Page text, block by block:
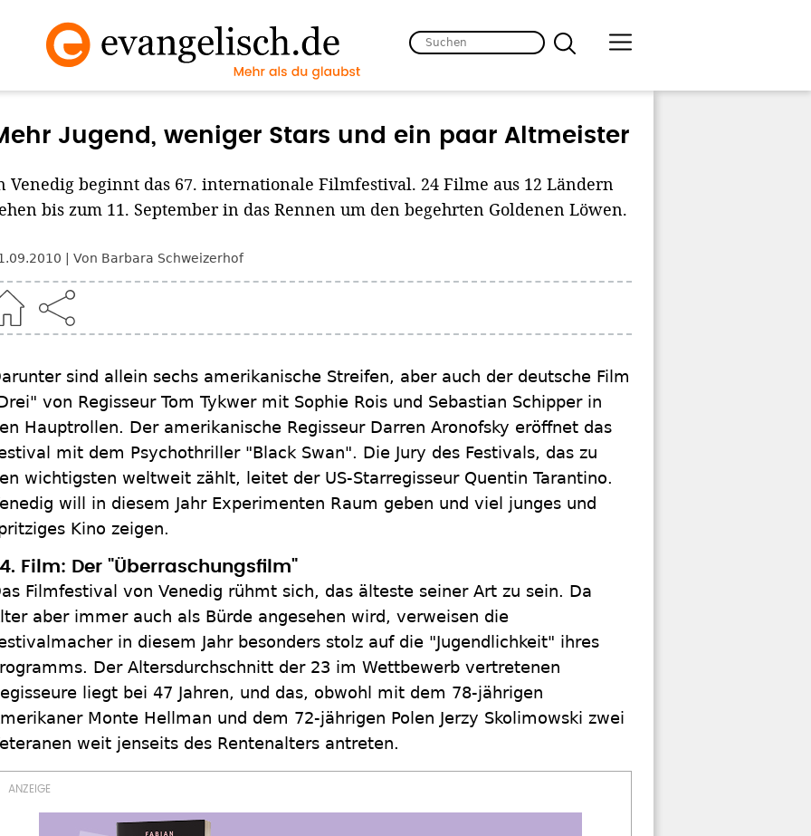
Jugend, weniger Stars und ein paar Altmeister
Venedig beginnt das 67. internationale Filmfestival. 24 Filme aus 12 Ländern
bis zum 11. September in das Rennen um den begehrten Goldenen Löwen.
Von Barbara Schweizerhof
sind allein sechs amerikanische Streifen, aber auch der deutsche Film
von Regisseur Tom Tykwer mit Sophie Rois und Sebastian Schipper in
Hauptrollen. Der amerikanische Regisseur Darren Aronofsky eröffnet das
mit dem Psychothriller "Black Swan". Die Jury des Festivals, das zu
wichtigsten weltweit zählt, leitet der US-Starregisseur Quentin Tarantino.
will in diesem Jahr Experimenten Raum geben und viel junges und
Kino zeigen.
Film: Der "Überraschungsfilm"
Filmfestival von Venedig rühmt sich, das älteste seiner Art zu sein. Da
aber immer auch als Bürde angesehen wird, verweisen die
in diesem Jahr besonders stolz auf die "Jugendlichkeit" ihres
Der Altersdurchschnitt der 23 im Wettbewerb vertretenen
liegt bei 47 Jahren, und das, obwohl mit dem 78-jährigen
Monte Hellman und dem 72-jährigen Polen Jerzy Skolimowski zwei
weit jenseits des Rentenalters antreten.